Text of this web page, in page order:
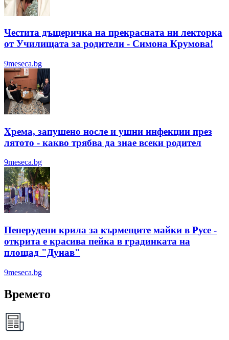
Честита дъщеричка на прекрасната ни лекторка
от Училищата за родители - Симона Крумова!
9meseca.bg
Хрема, запушено носле и ушни инфекции през
лятотo - какво трябва да знае всеки родител
9meseca.bg
Пеперудени крила за кърмещите майки в Русе -
открита е красива пейка в градинката на
площад "Дунав"
9meseca.bg
Времето